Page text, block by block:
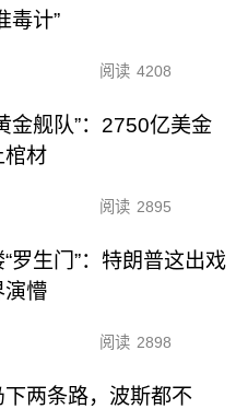
毒计”
阅读 4208
金舰队”：2750亿美金
棺材
阅读 2895
罗生门”：特朗普这出戏
演懵
阅读 2898
下两条路，波斯都不